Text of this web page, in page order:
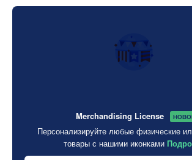
Merchandising License
Персонализируйте любые физические
товары с нашими иконками